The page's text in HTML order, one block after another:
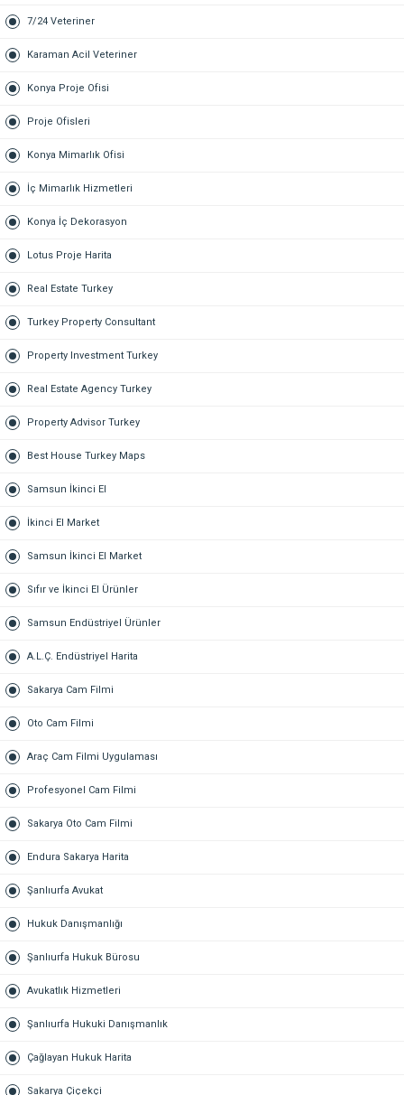
7/24 Veteriner
Karaman Acil Veteriner
Konya Proje Ofisi
Proje Ofisleri
Konya Mimarlık Ofisi
İç Mimarlık Hizmetleri
Konya İç Dekorasyon
Lotus Proje Harita
Real Estate Turkey
Turkey Property Consultant
Property Investment Turkey
Real Estate Agency Turkey
Property Advisor Turkey
Best House Turkey Maps
Samsun İkinci El
İkinci El Market
Samsun İkinci El Market
Sıfır ve İkinci El Ürünler
Samsun Endüstriyel Ürünler
A.L.Ç. Endüstriyel Harita
Sakarya Cam Filmi
Oto Cam Filmi
Araç Cam Filmi Uygulaması
Profesyonel Cam Filmi
Sakarya Oto Cam Filmi
Endura Sakarya Harita
Şanlıurfa Avukat
Hukuk Danışmanlığı
Şanlıurfa Hukuk Bürosu
Avukatlık Hizmetleri
Şanlıurfa Hukuki Danışmanlık
Çağlayan Hukuk Harita
Sakarya Çiçekçi